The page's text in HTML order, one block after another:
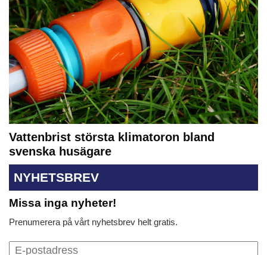
Vattenbrist största klimatoron bland
svenska husägare
NYHETSBREV
Missa inga nyheter!
Prenumerera på vårt nyhetsbrev helt gratis.